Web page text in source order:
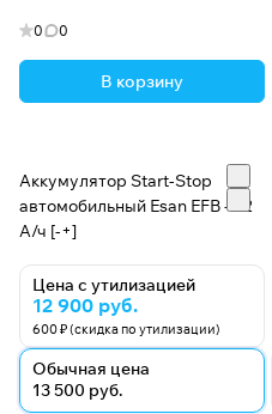
0 0
В корзину
Аккумулятор Start-Stop
автомобильный Esan EFB - 72
А/ч [-+]
Цена с утилизацией
12 900 руб.
600 ₽ (скидка по утилизации)
Обычная цена
13 500 руб.